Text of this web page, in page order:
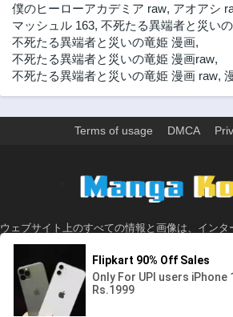
僕のヒーローアカデミア raw, アオアシ
マッシュル 163, 不死たる異端者と災い
不死たる異端者と災いの竜姫 漫画,
不死たる異端者と災いの竜姫 漫画raw,
不死たる異端者と災いの竜姫 漫画 raw,
Terms of usage DMCA
ウェブサイト上のすべての情報と画像は、インタ
す。 このウェブサイトの情報については、所有
せん。 個人や組織に影響を与える場合は、必要
除します。